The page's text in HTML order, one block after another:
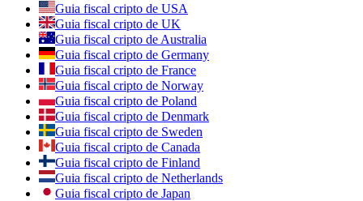
Guia fiscal cripto de USA
Guia fiscal cripto de UK
Guia fiscal cripto de Australia
Guia fiscal cripto de Germany
Guia fiscal cripto de France
Guia fiscal cripto de Norway
Guia fiscal cripto de Poland
Guia fiscal cripto de Denmark
Guia fiscal cripto de Sweden
Guia fiscal cripto de Canada
Guia fiscal cripto de Finland
Guia fiscal cripto de Netherlands
Guia fiscal cripto de Japan